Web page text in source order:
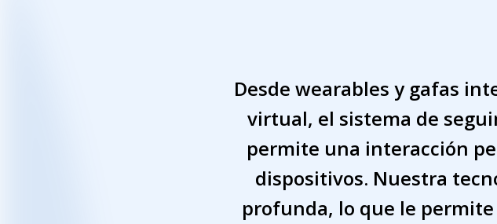
Desde wearables y gafas
virtual, el sistema de
permite una interacción
dispositivos. Nuestra
profunda, lo que le